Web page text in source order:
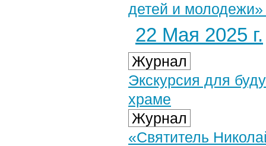
детей и молодежи»
22 Мая 2025 г.
Журнал
Экскурсия для
храме
Журнал
«Святитель